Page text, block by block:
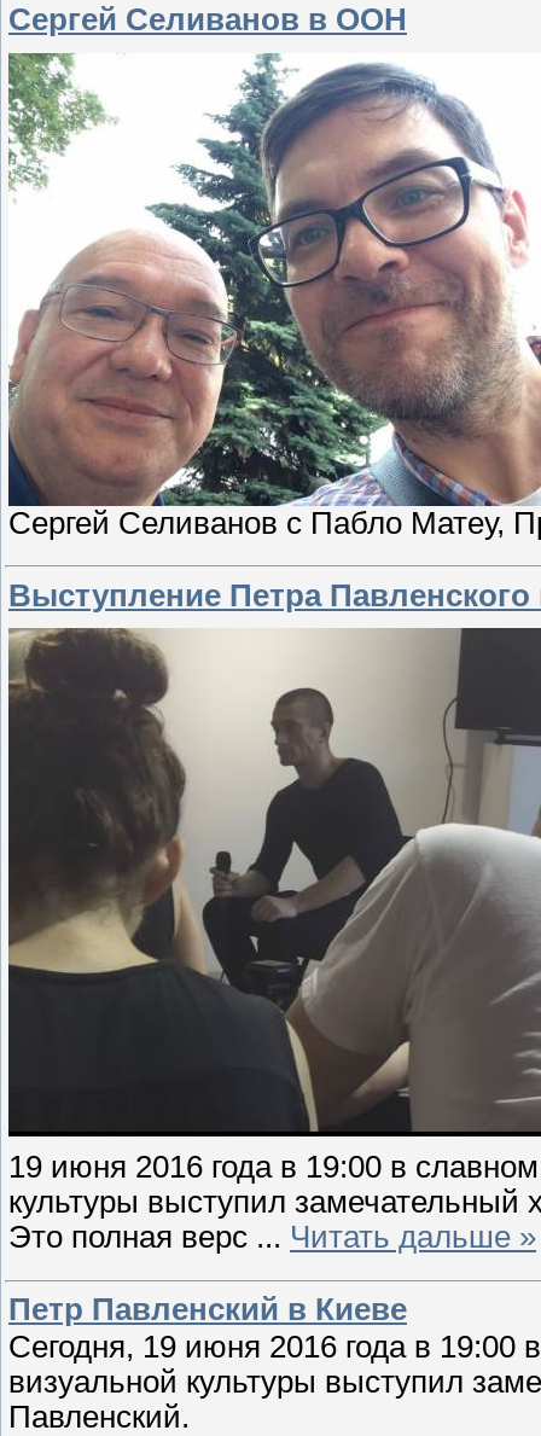
Сергей Селиванов в ООН
Сергей Селиванов с Пабло Матеу,
Выступление Петра
19 июня 2016 года в 19:00 в
культуры выступил замечательный
Это полная верс ... Читать дальше »
Петр Павленский в Киеве
Сегодня, 19 июня 2016 года в 19:00
визуальной культуры выступил
Павленский.